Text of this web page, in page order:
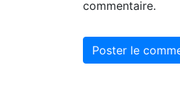
commentaire.